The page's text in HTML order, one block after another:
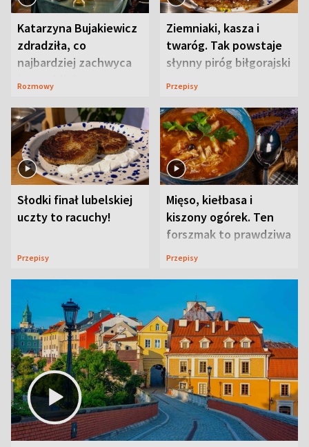
Katarzyna Bujakiewicz
zdradziła, co
najbardziej zachwyca
ją w Lublinie
Rozmowy
Ziemniaki, kasza i
twaróg. Tak powstaje
słynny piróg biłgorajski
Przepisy
Słodki finał lubelskiej
uczty to racuchy!
Przepisy
Mięso, kiełbasa i
kiszony ogórek. Ten
forszmak to prawdziwa
uczta
Przepisy